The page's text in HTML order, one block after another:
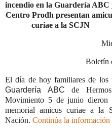
incendio en la Guardería ABC
Centro Prodh presentan
curiae a la SCJN
Boletín
El día de hoy familiares de los
Guardería ABC de
Movimiento 5 de junio dieron
memorial amicus curiae ala
Nación. Continúa la información